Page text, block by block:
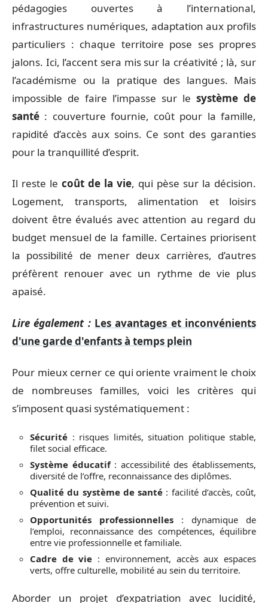
pédagogies ouvertes à l’international,
infrastructures numériques, adaptation aux profils
particuliers : chaque territoire pose ses propres
jalons. Ici, l’accent sera mis sur la créativité ; là, sur
l’académisme ou la pratique des langues. Mais
impossible de faire l’impasse sur le système de
santé : couverture fournie, coût pour la famille,
rapidité d’accès aux soins. Ce sont des garanties
pour la tranquillité d’esprit.
Il reste le coût de la vie, qui pèse sur la décision.
Logement, transports, alimentation et loisirs
doivent être évalués avec attention au regard du
budget mensuel de la famille. Certaines priorisent
la possibilité de mener deux carrières, d’autres
préfèrent renouer avec un rythme de vie plus
apaisé.
Lire également : Les avantages et inconvénients
d'une garde d'enfants à temps plein
Pour mieux cerner ce qui oriente vraiment le choix
de nombreuses familles, voici les critères qui
s’imposent quasi systématiquement :
Sécurité : risques limités, situation politique stable,
filet social efficace.
Système éducatif: accessibilité des établissements,
diversité de l’offre, reconnaissance des diplômes.
Qualité du système de santé : facilité d’accès, coût,
prévention et suivi.
Opportunités professionnelles : dynamique de
l’emploi, reconnaissance des compétences, équilibre
entre vie professionnelle et familiale.
Cadre de vie : environnement, accès aux espaces
verts, offre culturelle, mobilité au sein du territoire.
Aborder un projet d’expatriation avec lucidité,